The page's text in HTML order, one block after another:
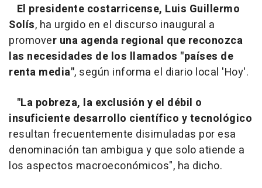
El presidente costarricense, Luis Guillermo
Solís, ha urgido en el discurso inaugural a
promover una agenda regional que reconozca
las necesidades de los llamados "países de
renta media", según informa el diario local 'Hoy'.
"La pobreza, la exclusión y el débil o
insuficiente desarrollo científico y tecnológico
resultan frecuentemente disimuladas por esa
denominación tan ambigua y que solo atiende a
los aspectos macroeconómicos", ha dicho.